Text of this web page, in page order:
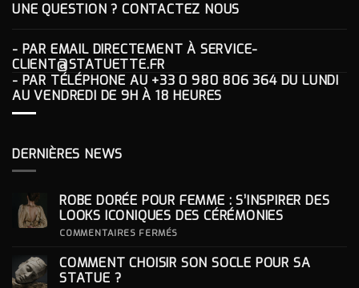
UNE QUESTION ? CONTACTEZ NOUS
- PAR EMAIL DIRECTEMENT À SERVICE-
CLIENT@STATUETTE.FR
- PAR TÉLÉPHONE AU +33 0 980 806 364DU LUNDI
AU VENDREDI DE 9H À 18 HEURES
DERNIÈRES NEWS
ROBE DORÉE POUR FEMME : S’INSPIRER DES
LOOKS ICONIQUES DES CÉRÉMONIES
COMMENTAIRES FERMÉS
POUR
COMMENT CHOISIR SON SOCLE POUR SA
STATUE ?